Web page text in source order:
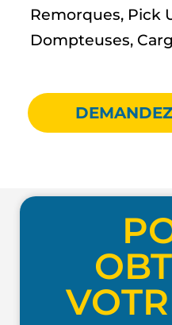
Remorques, Pick
Dompteuses,